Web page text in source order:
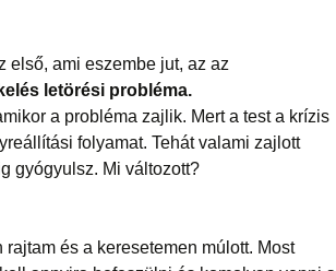
első, ami eszembe jut, az az
letörési probléma.
a probléma zajlik. Mert a test a krízis
folyamat. Tehát valami zajlott
gyógyulsz. Mi változott?
és a keresetemen múlott. Most